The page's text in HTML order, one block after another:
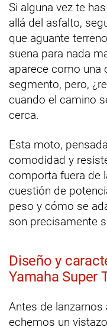
Si alguna vez te
allá del asfalto,
que aguante
suena para nada
aparece como una
segmento, pero,
cuando el camino
cerca.
Esta moto,
comodidad y
comporta fuera de
cuestión de
peso y cómo se
son precisamente
Diseño y
Yamaha Super
Antes de lanzarnos
echemos un